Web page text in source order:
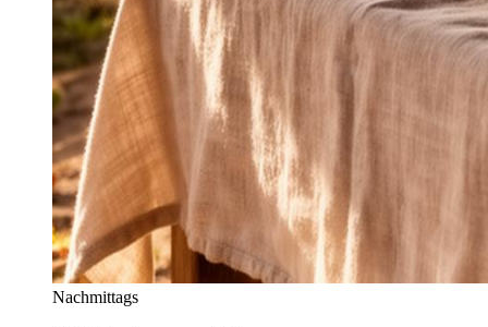
Nachmittags